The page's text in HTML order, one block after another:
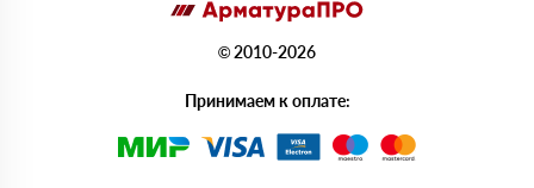
© 2010-2026
Принимаем к оплате: